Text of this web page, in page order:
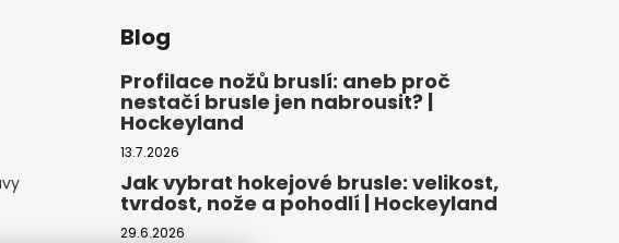
Blog
Profilace nožů bruslí: aneb proč
nestačí brusle jen nabrousit? |
Hockeyland
13.7.2026
Jak vybrat hokejové brusle: velikost,
tvrdost, nože a pohodlí | Hockeyland
29.6.2026